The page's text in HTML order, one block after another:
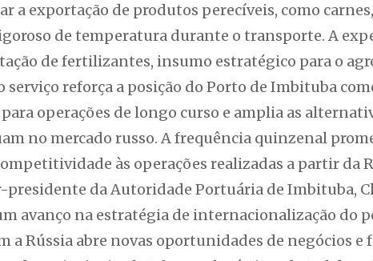
a exportação de produtos perecíveis, como
de temperatura durante o transporte. A
de fertilizantes, insumo estratégico para o
serviço reforça a posição do Porto de Imbituba
operações de longo curso e amplia as
no mercado russo. A frequência quinzenal
às operações realizadas a partir da
presidente da Autoridade Portuária de Imbituba,
avanço na estratégia de internacionalização do
a Rússia abre novas oportunidades de negócios e